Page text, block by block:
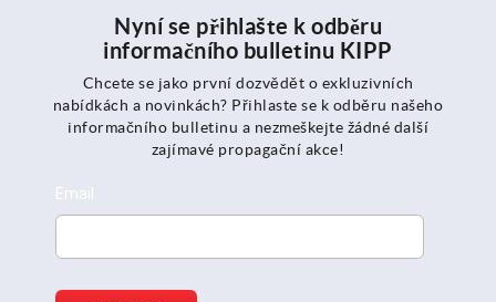
Nyní se přihlašte k odběru
informačního bulletinu KIPP
Chcete se jako první dozvědět o exkluzivních
nabídkách a novinkách? Přihlaste se k odběru našeho
informačního bulletinu a nezmeškejte žádné další
zajímavé propagační akce!